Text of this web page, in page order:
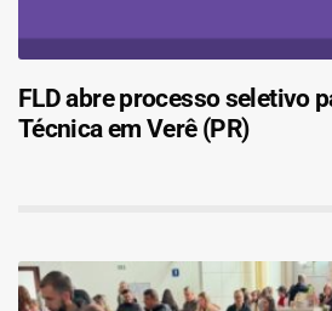
FLD abre processo seletivo
Técnica em Verê (PR)